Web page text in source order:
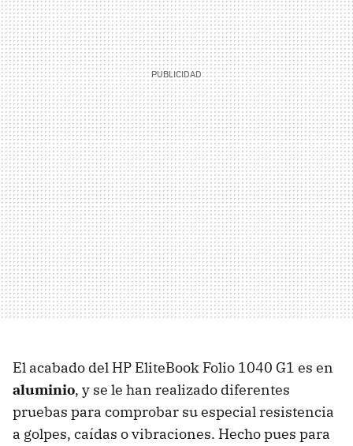
El acabado del HP EliteBook Folio 1040 G1 es en
aluminio, y se le han realizado diferentes
pruebas para comprobar su especial resistencia
a golpes, caídas o vibraciones. Hecho pues para